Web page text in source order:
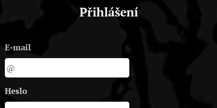
Přihlášení
E-mail
Heslo